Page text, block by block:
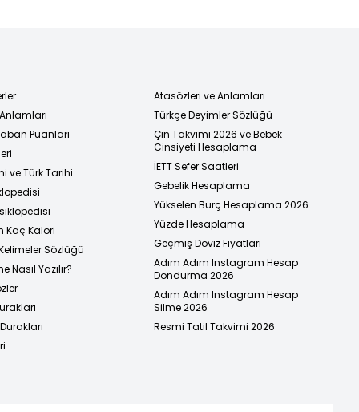
Puanları
ve Türk Tarihi
Kaç Kalori
Sözlüğü
Nasıl Yazılır?
Atasözleri ve Anlamları
Türkçe Deyimler Sözlüğü
Çin Takvimi 2026 ve Bebek
Cinsiyeti Hesaplama
İETT Sefer Saatleri
Gebelik Hesaplama
Yükselen Burç Hesaplama 2026
Yüzde Hesaplama
Geçmiş Döviz Fiyatları
Adım Adım Instagram Hesap
Dondurma 2026
Adım Adım Instagram Hesap
Silme 2026
Resmi Tatil Takvimi 2026